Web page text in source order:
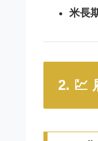
米長
2. 💹